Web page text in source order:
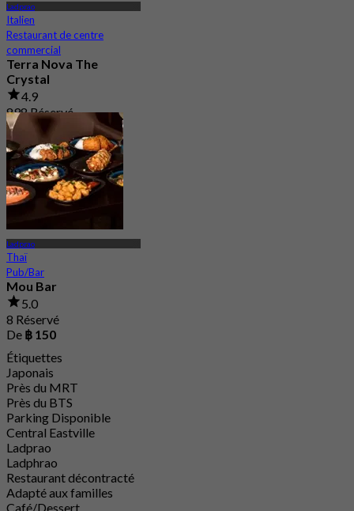
Ladprao
Italien
Restaurant de centre
commercial
Terra Nova The
Crystal
4.9
898 Réservé
De
฿ 425
Ladprao
Thaï
Pub/Bar
Mou Bar
5.0
8 Réservé
De ฿ 150
Étiquettes
Japonais
Près du MRT
Près du BTS
Parking Disponible
Central Eastville
Ladprao
Ladphrao
Restaurant décontracté
Adapté aux familles
Café/Dessert